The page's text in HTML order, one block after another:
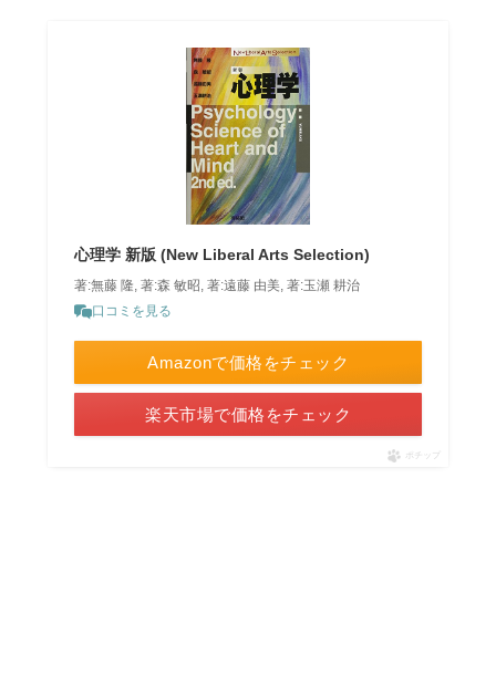
心理学 新版 (New Liberal Arts Selection)
著:無藤 隆, 著:森 敏昭, 著:遠藤 由美, 著:玉瀬 耕治
口コミを見る
Amazonで価格をチェック
楽天市場で価格をチェック
ポチップ